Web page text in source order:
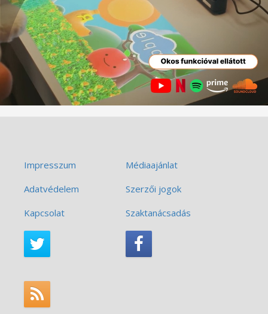
Impresszum
Médiaajánlat
Adatvédelem
Szerzői jogok
Kapcsolat
Szaktanácsadás